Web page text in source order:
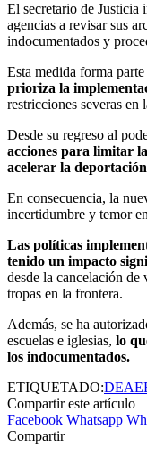
El secretario de Justicia
agencias a revisar sus
indocumentados y
Esta medida forma
prioriza la
restricciones severas en
Desde su regreso al
acciones para limitar
acelerar la
En consecuencia, la
incertidumbre y temor
Las políticas
tenido un impacto
desde la cancelación de
tropas en la frontera.
Además, se ha
escuelas e iglesias, lo
los indocumentados.
ETIQUETADO:DEA
Compartir este artículo
Facebook Whatsapp
Compartir